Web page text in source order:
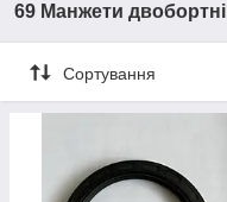
69 Манжети двобортні
Сортування